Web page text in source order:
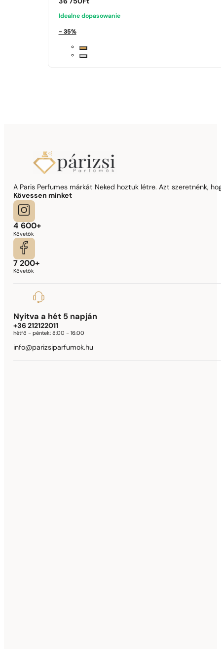
36 750Ft
Idealne dopasowanie
- 35%
A Paris Perfumes márkát Neked hoztuk létre. Azt szeretnénk,
Kövessen minket
4 600+
Követők
7 200+
Követők
Nyitva a hét 5 napján
+36 212122011
hétfő - péntek:8:00 - 16:00
info@parizsiparfumok.hu